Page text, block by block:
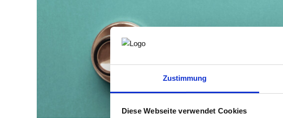
Zustimmung
Diese Webseite verwendet Cookies